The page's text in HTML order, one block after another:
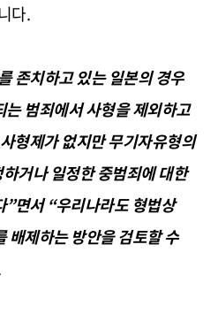
다.
존치하고 있는 일본의 경우
범죄에서 사형을 제외하고
형제가 없지만 무기자유형의
거나 일정한 중범죄에 대한
”면서“우리나라도 형법상
배제하는 방안을 검토할 수